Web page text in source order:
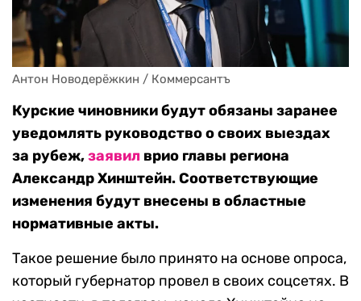
Антон Новодерёжкин / Коммерсантъ
Курские чиновники будут обязаны заранее
уведомлять руководство о своих выездах
за рубеж,заявил врио главы региона
Александр Хинштейн. Соответствующие
изменения будут внесены в областные
нормативные акты.
Такое решение было принято на основе опроса,
который губернатор провел в своих соцсетях. В